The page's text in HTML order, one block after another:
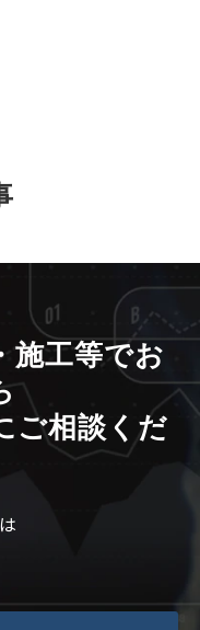
施工等でお
ご相談くだ